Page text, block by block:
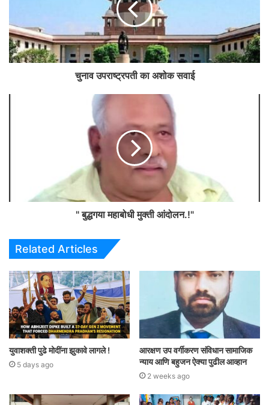
चुनाव उपराष्ट्रपती का अशोक सवाई
" बुद्धगया महाबोधी मुक्ती आंदोलन.!"
Related Articles
युवाशक्ती पुढे मोदींना झुकावे लागले !
5 days ago
आरक्षण उप वर्गीकरण संविधान सामाजिक
न्याय आणि बहुजन ऐक्या पुढील आव्हान
2 weeks ago